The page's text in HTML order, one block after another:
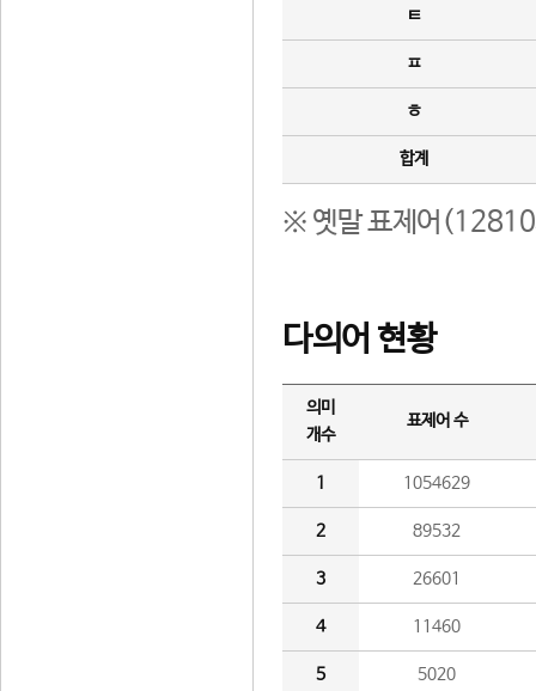
ㅌ
ㅍ
ㅎ
합계
※ 옛말 표제어(12810
다의어 현황
의미
개수
표제어 수
1 1054629
2 89532
3 26601
4 11460
5 5020